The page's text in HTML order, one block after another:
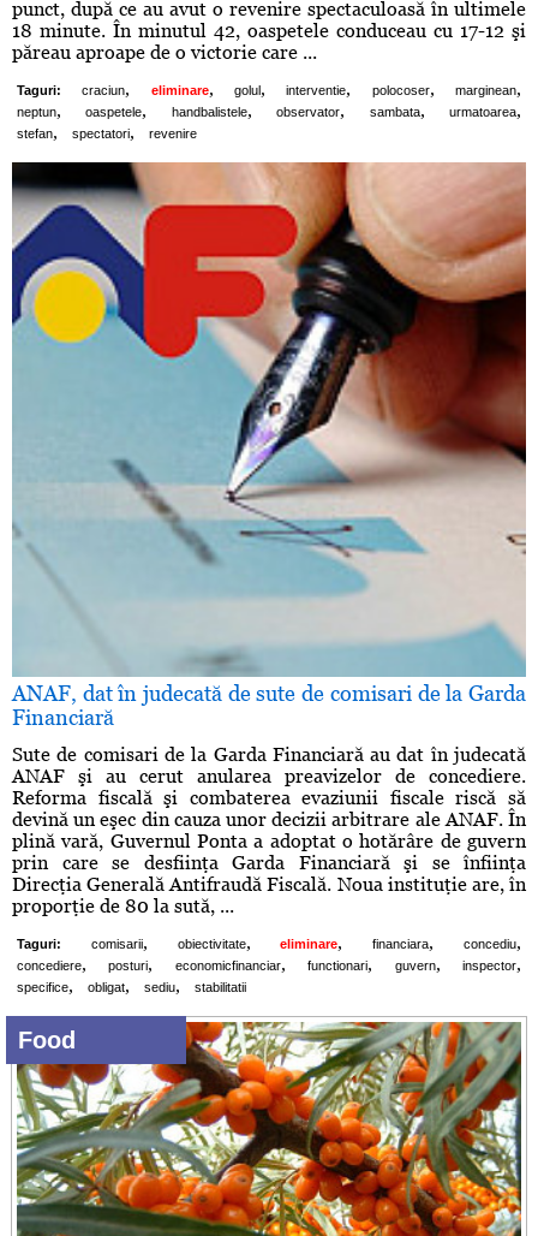
punct, după ce au avut o revenire spectaculoasă în ultimele
18 minute. În minutul 42, oaspetele conduceau cu 17-12 şi
păreau aproape de o victorie care ...
Taguri: craciun, eliminare, golul , interventie, polocoser, marginean,
neptun, oaspetele, handbalistele, observator, sambata, urmatoarea,
stefan, spectatori, revenire
ANAF, dat în judecată de sute de comisari de la Garda
Financiară
Sute de comisari de la Garda Financiară au dat în judecată
ANAF şi au cerut anularea preavizelor de concediere.
Reforma fiscală şi combaterea evaziunii fiscale riscă să
devină un eşec din cauza unor decizii arbitrare ale ANAF. În
plină vară, Guvernul Ponta a adoptat o hotărâre de guvern
prin care se desfiinţa Garda Financiară şi se înfiinţa
Direcţia Generală Antifraudă Fiscală. Noua instituţie are, în
proporţie de 80 la sută, ...
Taguri: comisarii, obiectivitate, eliminare, financiara, concediu,
concediere, posturi, economicfinanciar, functionari, guvern, inspector,
specifice, obligat, sediu, stabilitatii
Food